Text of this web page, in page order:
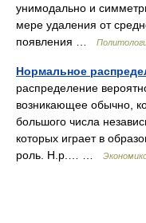
унимодально и
мере удаления от
появления …
Нормальное
распределение
возникающее обычно,
большого числа
которых играет в
роль. Н.р.… …